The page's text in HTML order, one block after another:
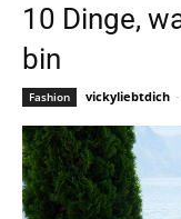
10 Dinge,
bin
Fashion vickyliebtdich -